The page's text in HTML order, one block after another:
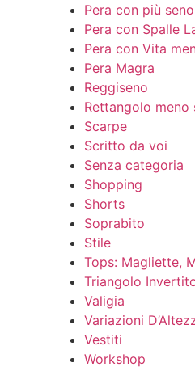
Pera con più seno
Pera con Spalle
Pera con Vita
Pera Magra
Reggiseno
Rettangolo meno
Scarpe
Scritto da voi
Senza categoria
Shopping
Shorts
Soprabito
Stile
Tops: Magliette,
Triangolo
Valigia
Variazioni
Vestiti
Workshop